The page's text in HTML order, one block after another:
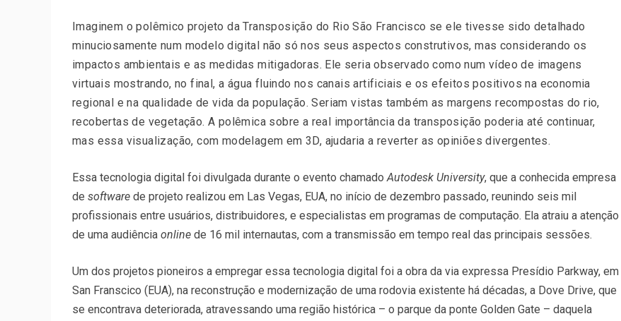
Imaginem o polêmico projeto da Transposição do Rio São Francisco se ele tivesse sido detalhado
minuciosamente num modelo digital não só nos seus aspectos construtivos, mas considerando os
impactos ambientais e as medidas mitigadoras. Ele seria observado como num vídeo de imagens
virtuais mostrando, no final, a água fluindo nos canais artificiais e os efeitos positivos na economia
regional e na qualidade de vida da população. Seriam vistas também as margens recompostas do rio,
recobertas de vegetação. A polêmica sobre a real importância da transposição poderia até continuar,
mas essa visualização, com modelagem em 3D, ajudaria a reverter as opiniões divergentes.
Essa tecnologia digital foi divulgada durante o evento chamadoAutodesk University, que a conhecida empresa
de software de projeto realizou em Las Vegas, EUA, no início de dezembro passado, reunindo seis mil
profissionais entre usuários, distribuidores, e especialistas em programas de computação. Ela atraiu a atenção
de uma audiência online de 16 mil internautas, com a transmissão em tempo real das principais sessões.
Um dos projetos pioneiros a empregar essa tecnologia digital foi a obra da via expressa Presídio Parkway, em
San Franscico (EUA), na reconstrução e modernização de uma rodovia existente há décadas, a Dove Drive, que
se encontrava deteriorada, atravessando uma região histórica – o parque da ponte Golden Gate – daquela